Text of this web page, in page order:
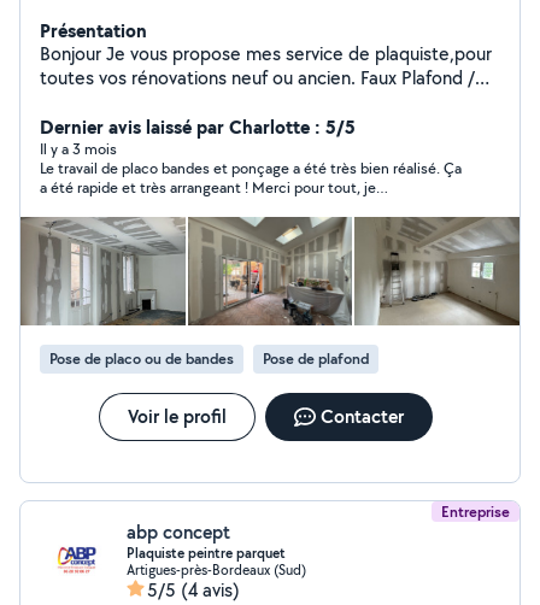
Présentation
Bonjour Je vous propose mes service de plaquiste,pour
toutes vos rénovations neuf ou ancien. Faux Plafond /
de combles Isolation phonique et acoustique
Traitement de façade Bande de joint Pose de porte a
galandage, verrière...ect
Dernier avis laissé par Charlotte : 5/5
Il y a 3 mois
Le travail de placo bandes et ponçage a été très bien réalisé. Ça
a été rapide et très arrangeant ! Merci pour tout, je
Pose de placo ou de bandes Pose de plafond
Voir le profil Contacter
Entreprise
abp concept
Plaquiste peintre parquet
Artigues-près-Bordeaux (Sud)
5/5 (4 avis)